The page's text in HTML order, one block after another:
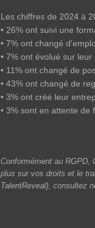
Les chiffres de 2024 à
• 26% ont suivi une
• 7% ont changé
• 7% ont évolué sur leur
• 11% ont changé de
• 43% ont changé de
• 3% ont créé leur
• 3% sont en attente de
Conformément au RGPD,
plus sur vos droits et le
TalentReveal), consultez